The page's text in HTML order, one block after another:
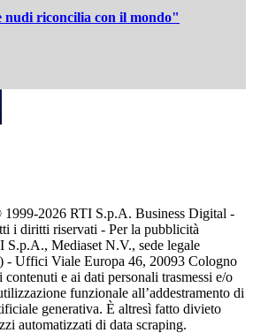
nudi riconcilia con il mondo"
1999-2026 RTI S.p.A. Business Digital -
i diritti riservati - Per la pubblicità
Mediaset N.V., sede legale
- Uffici Viale Europa 46, 20093 Cologno
contenuti e ai dati personali trasmessi e/o
funzionale all’addestramento di
generativa. È altresì fatto divieto
automatizzati di data scraping.